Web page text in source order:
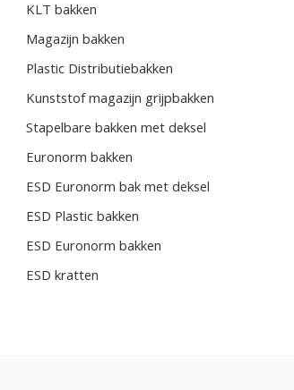
KLT bakken
Magazijn bakken
Plastic Distributiebakken
Kunststof magazijn grijpbakken
Stapelbare bakken met deksel
Euronorm bakken
ESD Euronorm bak met deksel
ESD Plastic bakken
ESD Euronorm bakken
ESD kratten